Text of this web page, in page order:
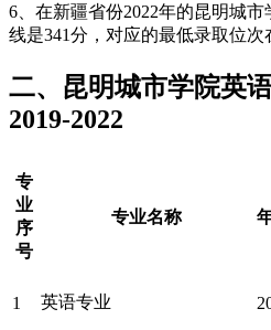
6、在新疆省份2022年的昆明城
线是341分，对应的最低录取位次
二、昆明城市学院英
2019-2022
专
业
序
号
专业名称
1 英语专业